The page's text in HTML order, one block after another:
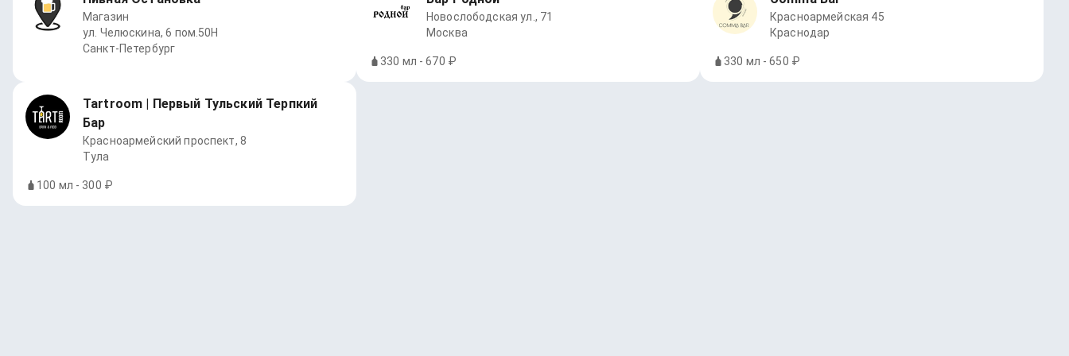
Магазин
ул. Челюскина, 6 пом.50Н
Санкт-Петербург
Новослободская ул., 71
Москва
330 мл - 670 ₽
Красноармейская 45
Краснодар
330 мл - 650 ₽
Tartroom | Первый Тульский Терпкий
Бар
Красноармейский проспект, 8
Тула
100 мл - 300 ₽